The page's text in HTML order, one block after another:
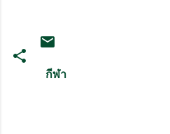
กีฬา